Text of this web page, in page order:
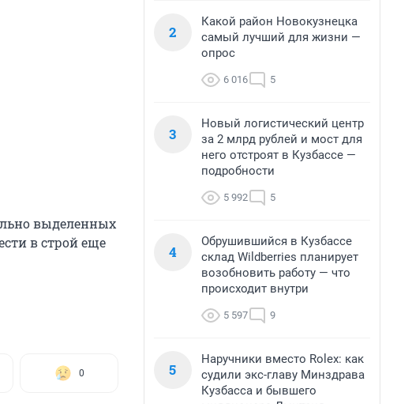
выделенных
в строй еще
0
2
Какой район Новокузнецка
самый лучший для жизни —
опрос
6 016 5
3
Новый логистический центр
за 2 млрд рублей и мост для
него отстроят в Кузбассе —
подробности
5 992 5
4
Обрушившийся в Кузбассе
склад Wildberries планирует
возобновить работу — что
происходит внутри
5 597 9
5
Наручники вместо Rolex: как
судили экс-главу Минздрава
Кузбасса и бывшего